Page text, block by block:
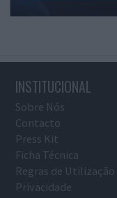
INSTITUCIONAL
Sobre Nós
Contacto
Press Kit
Ficha Técnica
Regras de Utilização
Privacidade